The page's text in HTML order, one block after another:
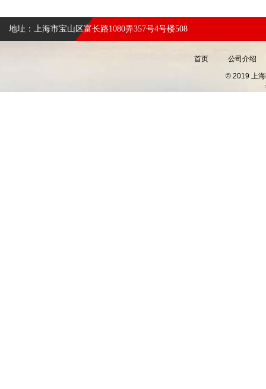
地址：上海市宝山区富长路1080弄357号4号楼508
首页 公司介绍
© 2019 上